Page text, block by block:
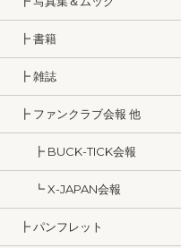
┣ 書籍
┣ 雑誌
┣ ファンクラブ会報 他
┣ BUCK-TICK会報
┗ X-JAPAN会報
┣ パンフレット